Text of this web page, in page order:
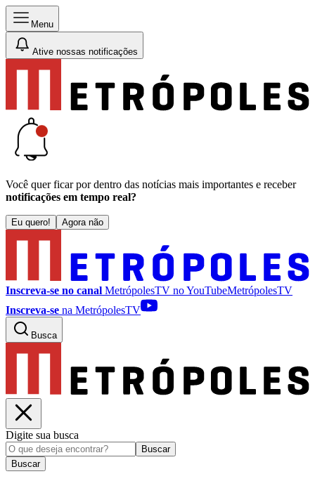
Menu
Ative nossas notificações
Você quer ficar por dentro das notícias mais importantes e receber
notificações em tempo real?
Eu quero! Agora não
Inscreva-se no canal MetrópolesTV noYouTubeMetrópolesTV
Inscreva-se na MetrópolesTV
Busca
Digite sua busca
Buscar
Buscar